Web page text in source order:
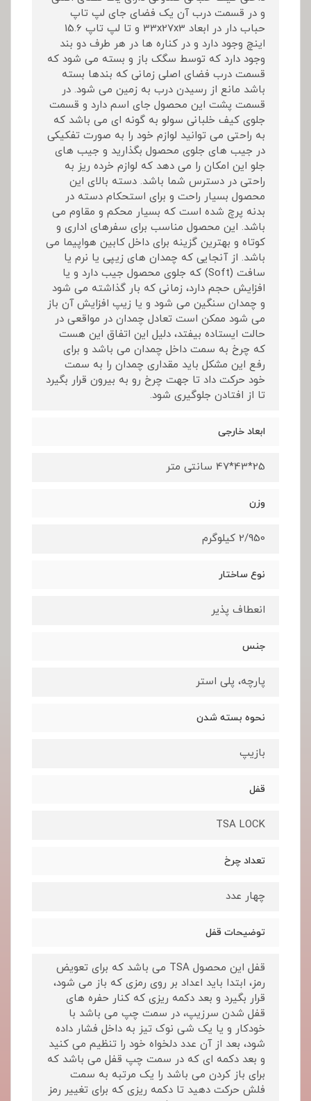
و در قسمت درب آن یک فضای جای لپ تاپ
حباب دار در ابعاد 33x27x3 و تا لپ تاپ 15.6
اینچ وجود دارد و در کناره ها در هر طرف دو بند
وجود دارد که توسط سگک باز و بسته می شود که
قسمت درب فضای اصلی زمانی که بندها بسته
باشد مانع از رسیدن درب به زمین می شود. در
قسمت پشت این محصول جای اسم دارد و قسمت
جلوی کیف خلبانی سولو به گونه ای می باشد که
به راحتی می توانید لوازم خود را به صورت تفکیکی
در جیب های جلوی محصول بگذارید و جیب های
جلو این امکان را می دهد که لوازم خرده ریز به
راحتی در دسترس شما باشد. دسته بالای این
محصول بسیار راحت و برای استحکام دسته در
بدنه پرچ شده است که بسیار محکم و مقاوم می
باشد. این محصول مناسب برای سفرهای اداری و
کوتاه و بهترین گزینه برای داخل کابین هواپیما می
باشد. از آنجایی که چمدان های زیپی یا نرم یا
سافت (Soft) که جلوی محصول جیب دارد و یا
افزایش حجم دارد، زمانی که بار گذاشته می شود
و چمدان سنگین می شود و یا زیپ افزایش آن باز
می شود ممکن است تعادل چمدان در مواقعی در
حالت ایستاده بیفتد، دلیل این اتفاق این هست
که چرخ به سمت داخل چمدان می باشد و برای
رفع این مشکل باید مقداری چمدان را به سمت
خود حرکت داد تا جهت چرخ رو به بیرون قرار بگیرد
تا از افتادن جلوگیری شود.
ابعاد خارجی
25*43*47 سانتی متر
وزن
2/950 کیلوگرم
نوع ساختار
انعطاف پذیر
جنس
پارچه، پلی استر
نحوه بسته شدن
بازیپ
قفل
TSA LOCK
تعداد چرخ
چهار عدد
توضیحات قفل
قفل این محصول TSA می باشد که برای تعویض
رمز، ابتدا باید اعداد بر روی رمزی که باز می شود،
قرار بگیرد و بعد دکمه ریزی که کنار حفره های
قفل شدن سرزیپ، در سمت چپ می باشد با
خودکار و یا یک شی نوک تیز به داخل فشار داده
شود، بعد از آن عدد دلخواه خود را تنظیم می کنید
و بعد دکمه ای که در سمت چپ قفل می باشد که
برای باز کردن می باشد را یک مرتبه به سمت
فلش حرکت دهید تا دکمه ریزی که برای تغییر رمز